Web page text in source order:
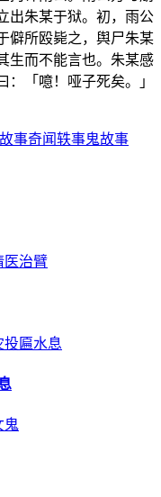
出朱某于狱。初，雨公
僻所殴毙之，舆尸朱某
生而不能言也。朱某感
「噫！哑子死矣。」
事奇闻轶事鬼故事